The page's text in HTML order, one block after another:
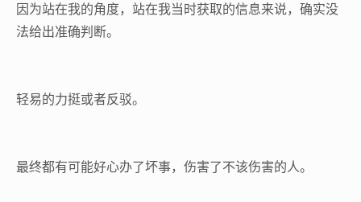
因为站在我的角度，站在我当时获取的信息来说，确实没
法给出准确判断。
轻易的力挺或者反驳。
最终都有可能好心办了坏事，伤害了不该伤害的人。